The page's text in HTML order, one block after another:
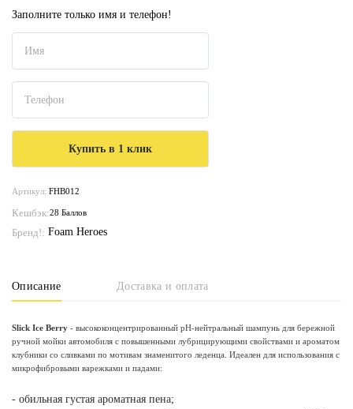
Заполните только имя и телефон!
Артикул: FHB012
Кешбэк:28 Баллов
Бренд!: Foam Heroes
Описание Доставка и оплата
Slick Ice Berry - высококонцентрированный pH-нейтральный шампунь для бережной
ручной мойки автомобиля с повышенными лубрицирующими свойствами и ароматом
клубники со сливками по мотивам знаменитого леденца. Идеален для использования с
микрофибровыми варежками и падами:
- обильная густая ароматная пена;